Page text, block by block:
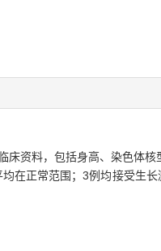
资料，包括身高、染色体
在正常范围；3例均接受生